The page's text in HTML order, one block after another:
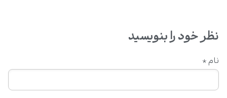
نظر خود را بنویسید
نام *